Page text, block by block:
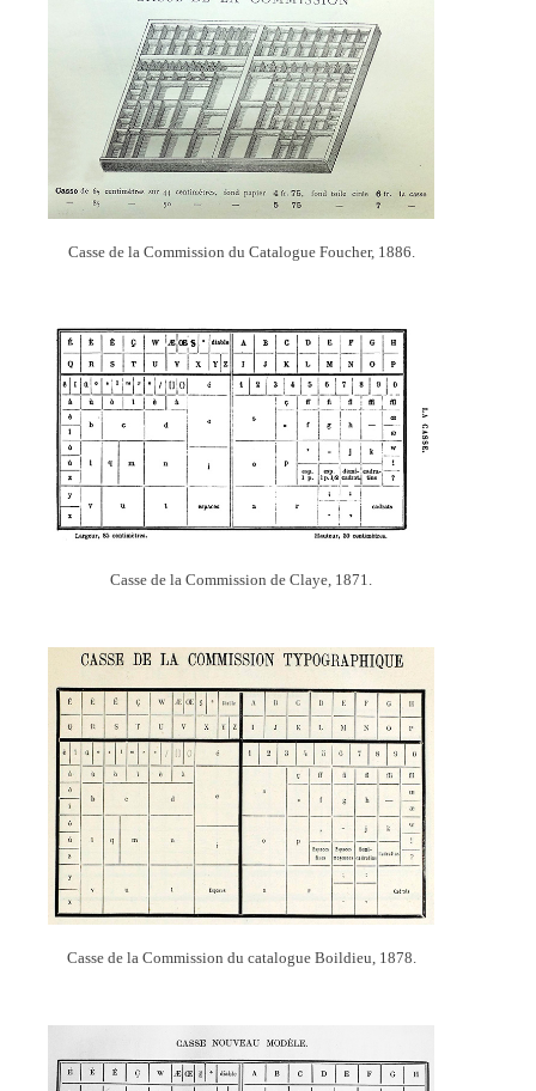
Casse de la Commission du Catalogue Foucher, 1886.
Casse de la Commission de Claye, 1871.
Casse de la Commission du catalogue Boildieu, 1878.